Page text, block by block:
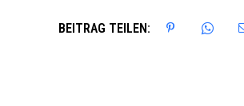
BEITRAG TEILEN: